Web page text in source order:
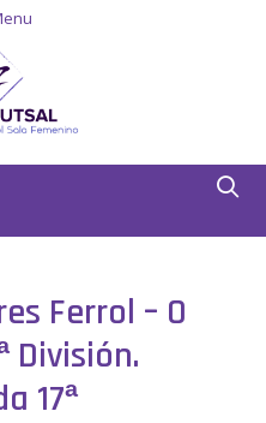
Ferrol – O
División.
17ª